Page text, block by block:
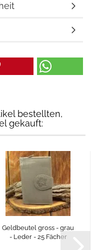
bestellten,
gekauft:
Geldbeutel gross - grau
- Leder - 25 Fächer